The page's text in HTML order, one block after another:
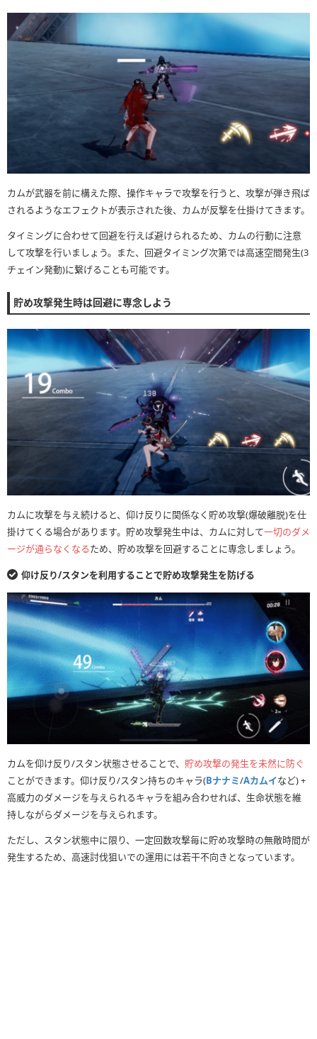
カムが武器を前に構えた際、操作キャラで攻撃を行うと、攻撃が弾き飛ば
されるようなエフェクトが表示された後、カムが反撃を仕掛けてきます。
タイミングに合わせて回避を行えば避けられるため、カムの行動に注意
して攻撃を行いましょう。また、回避タイミング次第では高速空間発生(3
チェイン発動)に繋げることも可能です。
貯め攻撃発生時は回避に専念しよう
カムに攻撃を与え続けると、仰け反りに関係なく貯め攻撃(爆破離脱)を仕
掛けてくる場合があります。貯め攻撃発生中は、カムに対して一切のダメ
ージが通らなくなるため、貯め攻撃を回避することに専念しましょう。
仰け反り/スタンを利用することで貯め攻撃発生を防げる
カムを仰け反り/スタン状態させることで、 貯め攻撃の発生を未然に防ぐ
ことができます。仰け反り/スタン持ちのキャラ(Bナナミ/Aカムイなど) +
高威力のダメージを与えられるキャラを組み合わせれば、生命状態を維
持しながらダメージを与えられます。
ただし、スタン状態中に限り、一定回数攻撃毎に貯め攻撃時の無敵時間が
発生するため、高速討伐狙いでの運用には若干不向きとなっています。